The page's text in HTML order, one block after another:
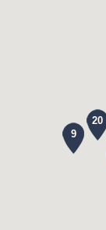
20
9